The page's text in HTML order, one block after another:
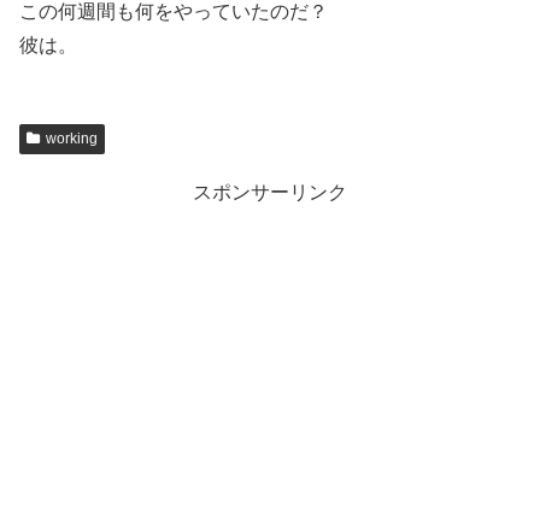
この何週間も何をやっていたのだ？
彼は。
working
スポンサーリンク